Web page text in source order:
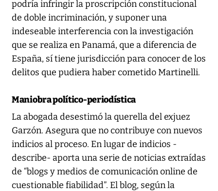
podría infringir la proscripción constitucional
de doble incriminación, y suponer una
indeseable interferencia con la investigación
que se realiza en Panamá, que a diferencia de
España, sí tiene jurisdicción para conocer de los
delitos que pudiera haber cometido Martinelli.
Maniobra político-periodística
La abogada desestimó la querella del exjuez
Garzón. Asegura que no contribuye con nuevos
indicios al proceso. En lugar de indicios -
describe- aporta una serie de noticias extraídas
de “blogs y medios de comunicación online de
cuestionable fiabilidad”. El blog, según la